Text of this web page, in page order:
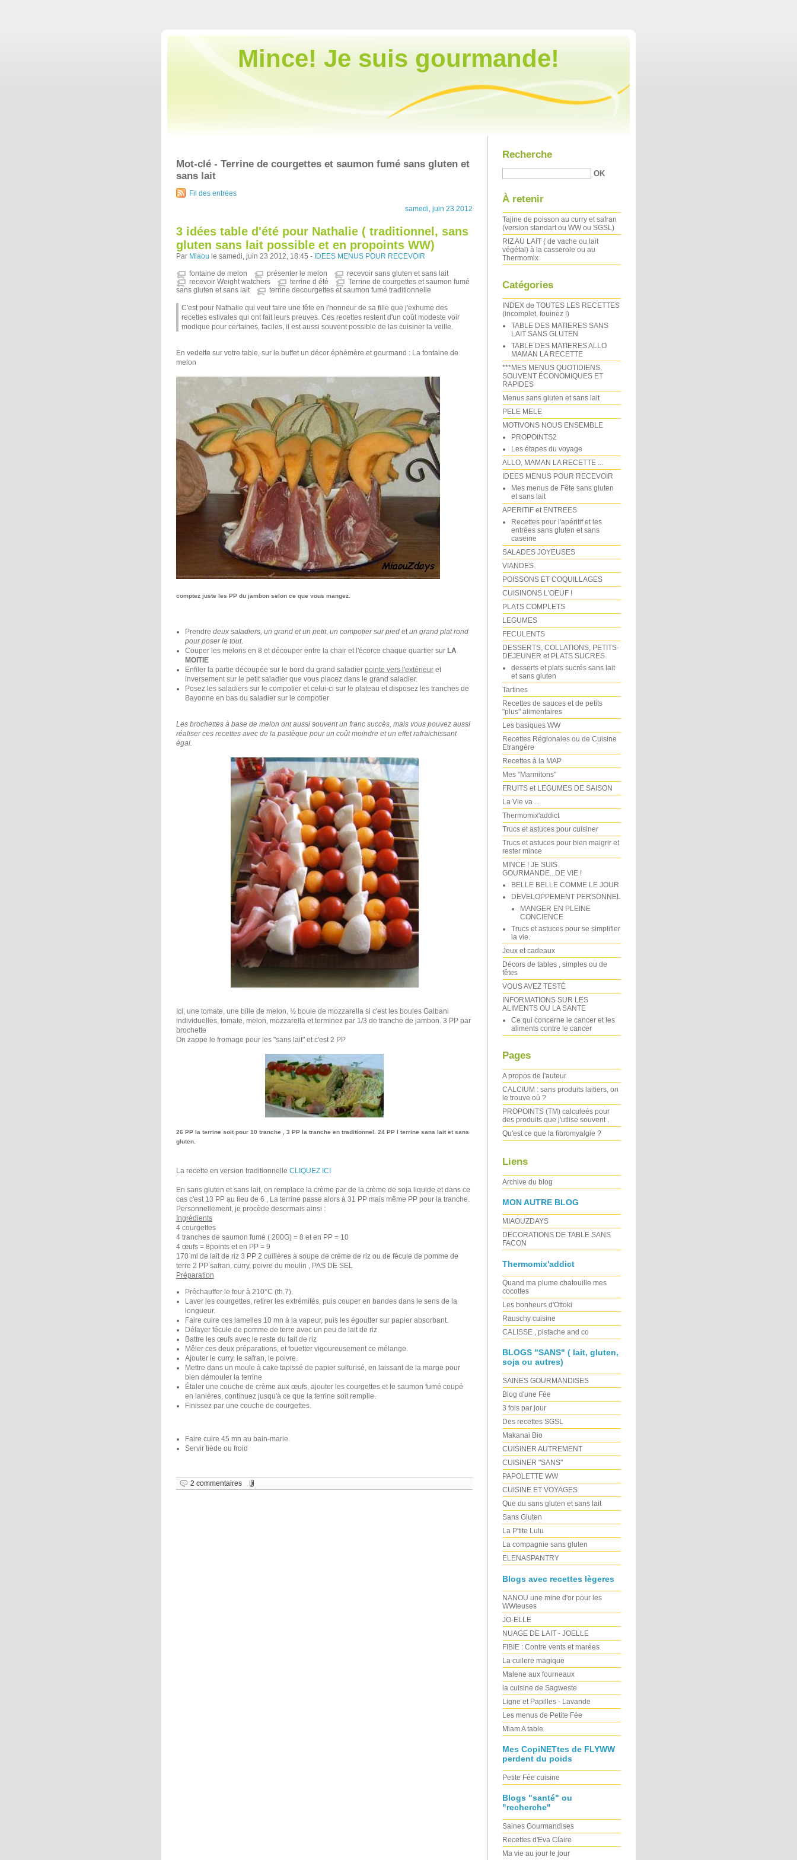
Mince! Je suis gourmande!
Mot-clé - Terrine de courgettes et saumon fumé sans gluten et
sans lait
Fil des entrées
samedi, juin 23 2012
3 idées table d'été pour Nathalie ( traditionnel, sans
gluten sans lait possible et en propoints WW)
Par Miaou le samedi, juin 23 2012, 18:45 - IDEES MENUS POUR RECEVOIR
fontaine de melon présenter le melon
recevoir sans gluten et sans lait
recevoir Weight watchers
terrine d été
Terrine de courgettes et saumon fumé
sans gluten et sans lait
terrine decourgettes et saumon fumé traditionnelle
C'est pour Nathalie qui veut faire une fête en l'honneur de sa fille que j'exhume des
recettes estivales qui ont fait leurs preuves. Ces recettes restent d'un coût modeste voir
modique pour certaines, faciles, il est aussi souvent possible de las cuisiner la veille.
En vedette sur votre table, sur le buffet un décor éphémère et gourmand : La fontaine de
melon
comptez juste les PP du jambon selon ce que vous mangez.
Prendre deux saladiers, un grand et un petit, un compotier sur pied etun grand plat rond
pour poser le tout.
Couper les melons en 8 et découper entre la chair et l'écorce chaque quartier sur LA
MOITIE
Enfiler la partie découpée sur le bord du grand saladier pointe vers l'extérieur et
inversement sur le petit saladier que vous placez dans le grand saladier.
Posez les saladiers sur le compotier et celui-ci sur le plateau et disposez les tranches de
Bayonne en bas du saladier sur le compotier
Les brochettes à base de melon ont aussi souvent un franc succès, mais vous pouvez aussi
réaliser ces recettes avec de la pastèque pour un coût moindre et un effet rafraichissant
égal.
Ici, une tomate, une bille de melon, ½ boule de mozzarella si c'est les boules Galbani
individuelles, tomate, melon, mozzarella et terminez par 1/3 de tranche de jambon. 3 PP par
brochette
On zappe le fromage pour les "sans lait" et c'est 2 PP
26 PP la terrine soit pour 10 tranche , 3 PP la tranche en traditionnel. 24 PP l terrine sans lait et sans
gluten.
La recette en version traditionnelle CLIQUEZ ICI
En sans gluten et sans lait, on remplace la crème par de la crème de soja liquide et dans ce
cas c'est 13 PP au lieu de 6 , La terrine passe alors à 31 PP mais même PP pour la tranche.
Personnellement, je procède desormais ainsi :
Ingrédients
4 courgettes
4 tranches de saumon fumé ( 200G) = 8 et en PP = 10
4 œufs = 8points et en PP = 9
170 ml de lait de riz 3 PP 2 cuillères à soupe de crème de riz ou de fécule de pomme de
terre 2 PP safran, curry, poivre du moulin , PAS DE SEL
Préparation
Préchauffer le four à 210°C (th.7).
Laver les courgettes, retirer les extrémités, puis couper en bandes dans le sens de la
longueur.
Faire cuire ces lamelles 10 mn à la vapeur, puis les égoutter sur papier absorbant.
Délayer fécule de pomme de terre avec un peu de lait de riz
Battre les œufs avec le reste du lait de riz
Mêler ces deux préparations, et fouetter vigoureusement ce mélange.
Ajouter le curry, le safran, le poivre.
Mettre dans un moule à cake tapissé de papier sulfurisé, en laissant de la marge pour
bien démouler la terrine
Étaler une couche de crème aux œufs, ajouter les courgettes et le saumon fumé coupé
en lanières, continuez jusqu'à ce que la terrine soit remplie.
Finissez par une couche de courgettes.
Faire cuire 45 mn au bain-marie.
Servir tiède ou froid
2 commentaires
Recherche
À retenir
Tajine de poisson au curry et safran
(version standart ou WW ou SGSL)
RIZ AU LAIT ( de vache ou lait
végétal) à la casserole ou au
Thermomix
Catégories
INDEX de TOUTES LES RECETTES
(incomplet, fouinez !)
TABLE DES MATIERES SANS
LAIT SANS GLUTEN
TABLE DES MATIERES ALLO
MAMAN LA RECETTE
***MES MENUS QUOTIDIENS,
SOUVENT ÉCONOMIQUES ET
RAPIDES
Menus sans gluten et sans lait
PELE MELE
MOTIVONS NOUS ENSEMBLE
PROPOINTS2
Les étapes du voyage
ALLO, MAMAN LA RECETTE ...
IDEES MENUS POUR RECEVOIR
Mes menus de Fête sans gluten
et sans lait
APERITIF et ENTREES
Recettes pour l'apéritif et les
entrées sans gluten et sans
caseine
SALADES JOYEUSES
VIANDES
POISSONS ET COQUILLAGES
CUISINONS L'OEUF !
PLATS COMPLETS
LEGUMES
FECULENTS
DESSERTS, COLLATIONS, PETITS-
DEJEUNER et PLATS SUCRES
desserts et plats sucrés sans lait
et sans gluten
Tartines
Recettes de sauces et de petits
"plus" alimentaires
Les basiques WW
Recettes Régionales ou de Cuisine
Etrangère
Recettes à la MAP
Mes "Marmitons"
FRUITS et LEGUMES DE SAISON
La Vie va ...
Thermomix'addict
Trucs et astuces pour cuisiner
Trucs et astuces pour bien maigrir et
rester mince
MINCE ! JE SUIS
GOURMANDE...DE VIE !
BELLE BELLE COMME LE JOUR
DEVELOPPEMENT PERSONNEL
MANGER EN PLEINE
CONCIENCE
Trucs et astuces pour se simplifier
la vie.
Jeux et cadeaux
Décors de tables , simples ou de
fêtes
VOUS AVEZ TESTÉ
INFORMATIONS SUR LES
ALIMENTS OU LA SANTE
Ce qui concerne le cancer et les
aliments contre le cancer
Pages
A propos de l'auteur
CALCIUM : sans produits laitiers, on
le trouve où ?
PROPOINTS (TM) calculeés pour
des produits que j'utlise souvent .
Qu'est ce que la fibromyalgie ?
Liens
Archive du blog
MON AUTRE BLOG
MIAOUZDAYS
DECORATIONS DE TABLE SANS
FACON
Thermomix'addict
Quand ma plume chatouille mes
cocottes
Les bonheurs d'Ottoki
Rauschy cuisine
CALISSE , pistache and co
BLOGS "SANS" ( lait, gluten,
soja ou autres)
SAINES GOURMANDISES
Blog d'une Fée
3 fois par jour
Des recettes SGSL
Makanai Bio
CUISINER AUTREMENT
CUISINER "SANS"
PAPOLETTE WW
CUISINE ET VOYAGES
Que du sans gluten et sans lait
Sans Gluten
La P'tite Lulu
La compagnie sans gluten
ELENASPANTRY
Blogs avec recettes lègeres
NANOU une mine d'or pour les
WWteuses
JO-ELLE
NUAGE DE LAIT - JOELLE
FIBIE : Contre vents et marées
La cuilere magique
Malene aux fourneaux
la cuisine de Sagweste
Ligne et Papilles - Lavande
Les menus de Petite Fée
Miam A table
Mes CopiNETtes de FLYWW
perdent du poids
Petite Fée cuisine
Blogs "santé" ou
"recherche"
Saines Gourmandises
Recettes d'Eva Claire
Ma vie au jour le jour